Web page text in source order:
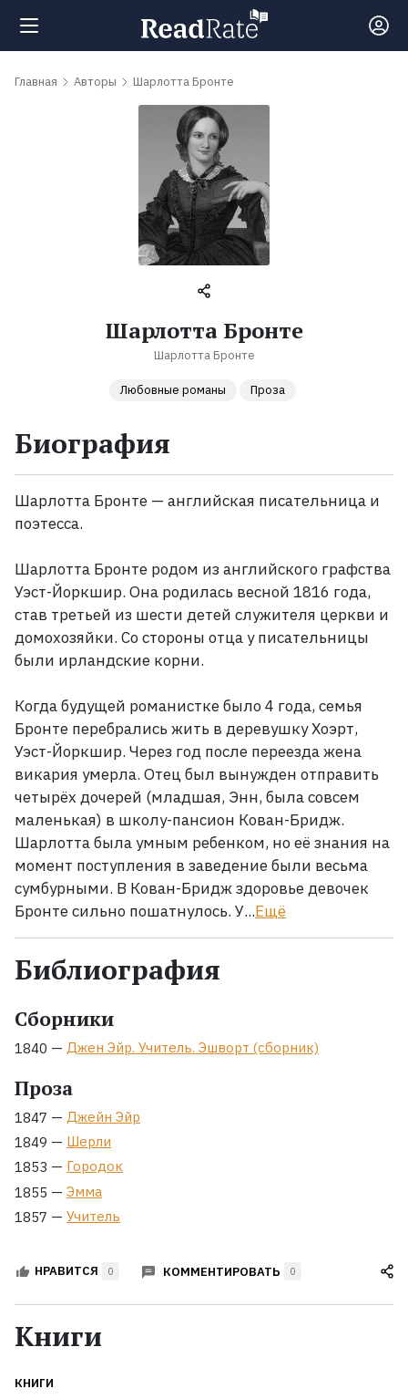
Поиск
обсуждаемые
Жанры
Серии
Коллекции
Главная Авторы Шарлотта Бронте
Шарлотта Бронте
Шарлотта Бронте
Любовные романы Проза
Биография
Шарлотта Бронте — английская писательница и
поэтесса.
Шарлотта Бронте родом из английского графства
Уэст-Йоркшир. Она родилась весной 1816 года,
став третьей из шести детей служителя церкви и
домохозяйки. Со стороны отца у писательницы
были ирландские корни.
Когда будущей романистке было 4 года, семья
Бронте перебрались жить в деревушку Хоэрт,
Уэст-Йоркшир. Через год после переезда жена
викария умерла. Отец был вынужден отправить
четырёх дочерей (младшая, Энн, была совсем
маленькая) в школу-пансион Кован-Бридж.
Шарлотта была умным ребенком, но её знания на
момент поступления в заведение были весьма
сумбурными. В Кован-Бридж здоровье девочек
Бронте сильно пошатнулось. У...Ещё
Библиография
Сборники
1840 — Джен Эйр. Учитель. Эшворт (сборник)
Проза
1847 — Джейн Эйр
1849 — Шерли
1853 — Городок
1855 — Эмма
1857 — Учитель
НРАВИТСЯ 0 КОММЕНТИРОВАТЬ 0
Книги
КНИГИ